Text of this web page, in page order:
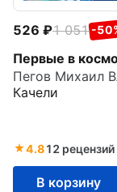
526 1 051 -
Первые в
Качели
4.812 рецензий
В корзину